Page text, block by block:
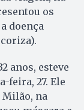
os
doença
anos, esteve
feira, 27. Ele
Milão, na